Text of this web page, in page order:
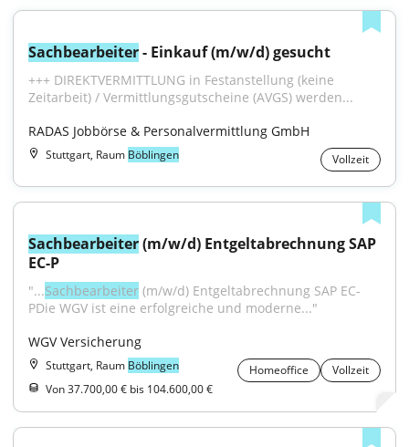
Sachbearbeiter - Einkauf (m/w/d) gesucht
+++ DIREKTVERMITTLUNG in Festanstellung (keine
Zeitarbeit) / Vermittlungsgutscheine (AVGS) werden...
RADAS Jobbörse & Personalvermittlung GmbH
Stuttgart, Raum Böblingen Vollzeit
Sachbearbeiter (m/w/d) Entgeltabrechnung SAP
EC-P
"...Sachbearbeiter (m/w/d) Entgeltabrechnung SAP EC-
PDie WGV ist eine erfolgreiche und moderne..."
WGV Versicherung
Stuttgart, Raum Böblingen Homeoffice
Vollzeit
Von 37.700,00 € bis 104.600,00 €